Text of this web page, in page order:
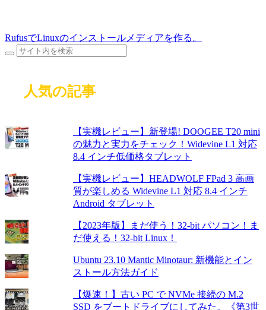
RufusでLinuxのインストールメディアを作る。
人気の記事
【実機レビュー】新登場! DOOGEE T20 mini
の魅力と実力をチェック！Widevine L1 対応
8.4 インチ低価格タブレット
【実機レビュー】HEADWOLF FPad 3 高画
質が楽しめる Widevine L1 対応 8.4 インチ
Android タブレット
【2023年版】まだ使う！32-bit パソコン！ま
だ使える！32-bit Linux！
Ubuntu 23.10 Mantic Minotaur: 新機能とイン
ストール方法ガイド
【爆速！】古い PC で NVMe 接続の M.2
SSD をブートドライブにしてみた。《第3世